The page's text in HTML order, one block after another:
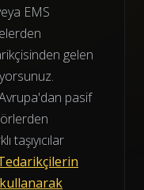
EMS
gelen
pasif
taşıyıcılar
kullanarak